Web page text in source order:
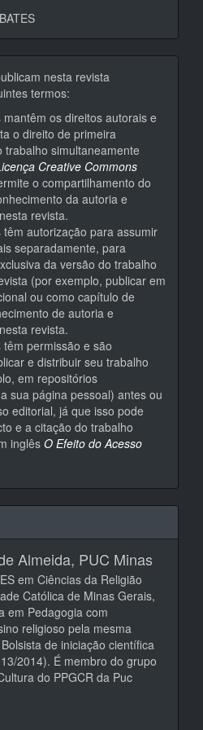
nesta revista
termos:
os direitos autorais e
o direito de primeira
trabalho simultaneamente
Creative Commons
o compartilhamento do
da autoria e
revista.
autorização para assumir
separadamente, para
da versão do trabalho
(por exemplo, publicar em
ou como capítulo de
de autoria e
revista.
permissão e são
e distribuir seu trabalho
em repositórios
sua página pessoal) antes ou
editorial, já que isso pode
e a citação do trabalho
inglêsO Efeito do Acesso
Almeida, PUC Minas
em Ciências da Religião
Católica de Minas Gerais,
em Pedagogia com
religioso pela mesma
de iniciação científica
2014). É membro do grupo
do PPGCR da Puc